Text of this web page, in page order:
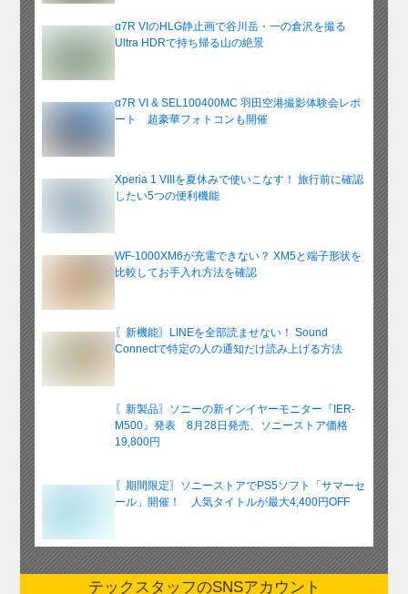
α7R VIのHLG静止画で谷川岳・一の倉沢を撮る
Ultra HDRで持ち帰る山の絶景
α7R VI & SEL100400MC 羽田空港撮影体験会レポ
ート 超豪華フォトコンも開催
Xperia 1 VIIIを夏休みで使いこなす！ 旅行前に確認
したい5つの便利機能
WF-1000XM6が充電できない？ XM5と端子形状を
比較してお手入れ方法を確認
〖新機能〗LINEを全部読ませない！ Sound
Connectで特定の人の通知だけ読み上げる方法
〖新製品〗ソニーの新インイヤーモニター『IER-
M500』発表 8月28日発売、ソニーストア価格
19,800円
〖期間限定〗ソニーストアでPS5ソフト「サマーセ
ール」開催！ 人気タイトルが最大4,400円OFF
テックスタッフのSNSアカウント